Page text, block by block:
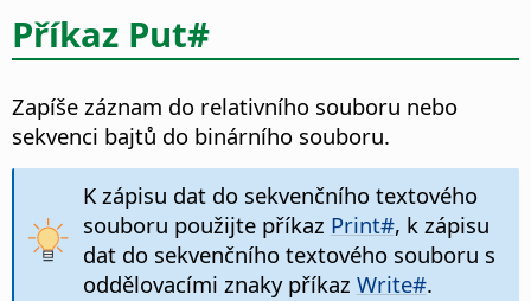
Příkaz Put#
Zapíše záznam do relativního souboru nebo
sekvenci bajtů do binárního souboru.
K zápisu dat do sekvenčního textového
souboru použijte příkaz Print#, k zápisu
dat do sekvenčního textového souboru s
oddělovacími znaky příkaz Write#.